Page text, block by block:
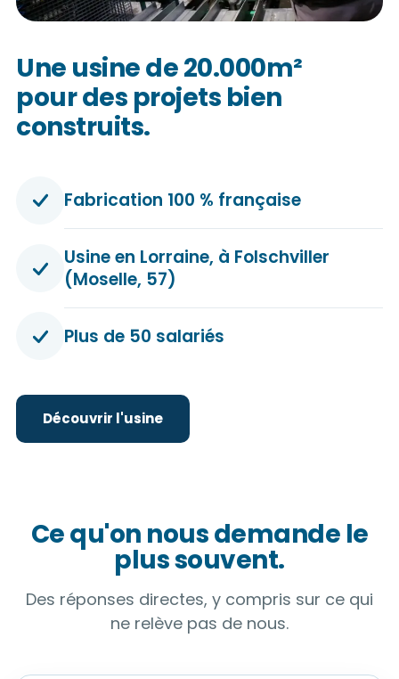
Une usine de 20.000m²
pour des projets bien
construits.
Fabrication 100 % française
Usine en Lorraine, à Folschviller
(Moselle, 57)
Plus de 50 salariés
Découvrir l'usine
Ce qu'on nous demande le
plus souvent.
Des réponses directes, y compris sur ce qui
ne relève pas de nous.